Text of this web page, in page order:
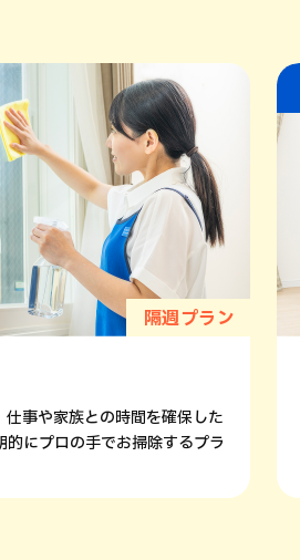
隔週プラン
事や家族との時間を確保した
的にプロの手でお掃除するプラ